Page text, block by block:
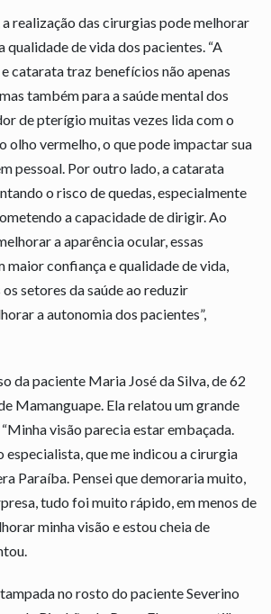
realização das cirurgias pode melhorar
de vida dos pacientes. “A
catarata traz benefícios não apenas
também para a saúde mental dos
de pterígio muitas vezes lida com o
olho vermelho, o que pode impactar sua
pessoal. Por outro lado, a catarata
o risco de quedas, especialmente
a capacidade de dirigir. Ao
a aparência ocular, essas
confiança e qualidade de vida,
setores da saúde ao reduzir
a autonomia dos pacientes”,
da paciente Maria José da Silva, de 62
Mamanguape. Ela relatou um grande
visão parecia estar embaçada.
especialista, que me indicou a cirurgia
Paraíba. Pensei que demoraria muito,
tudo foi muito rápido, em menos de
minha visão e estou cheia de
no rosto do paciente Severino